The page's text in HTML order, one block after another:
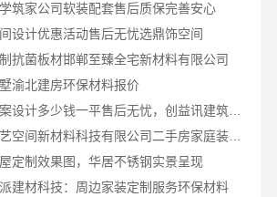
筑家公司软装配套售后质保完善安心
设计优惠活动售后无忧选鼎饰空间
抗菌板材邯郸至臻全宅新材料有限公司
渝北建房环保材料报价
本地全案设计多少钱一平售后无忧，创益讯建筑透明报价
福建尚艺空间新材料科技有限公司二手房家庭装修口碑优选整体落地
定制效果图，华居不锈钢实景呈现
建材科技：周边家装定制服务环保材料